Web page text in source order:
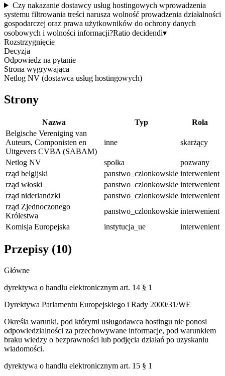
Czy nakazanie dostawcy usług hostingowych wprowadzenia
systemu filtrowania treści narusza wolność prowadzenia działalności
gospodarczej oraz prawa użytkowników do ochrony danych
osobowych i wolności informacji?Ratio decidendi▾
Rozstrzygnięcie
Decyzja
Odpowiedz na pytanie
Strona wygrywająca
Netlog NV (dostawca usług hostingowych)
Strony
Nazwa Typ
Rola
Belgische Vereniging van
Auteurs, Componisten en
Uitgevers CVBA (SABAM)
inne skarżący
Netlog NV spolka
pozwany
rząd belgijski
panstwo_czlonkowskie interwenient
rząd włoski
panstwo_czlonkowskie interwenient
rząd niderlandzki
panstwo_czlonkowskie interwenient
rząd Zjednoczonego
Królestwa
panstwo_czlonkowskie interwenient
Komisja Europejska
instytucja_ue interwenient
Przepisy (10)
Główne
dyrektywa o handlu elektronicznym art. 14 § 1
Dyrektywa Parlamentu Europejskiego i Rady 2000/31/WE
Określa warunki, pod którymi usługodawca hostingu nie ponosi
odpowiedzialności za przechowywane informacje, pod warunkiem
braku wiedzy o bezprawności lub podjęcia działań po uzyskaniu
wiadomości.
dyrektywa o handlu elektronicznym art. 15 § 1